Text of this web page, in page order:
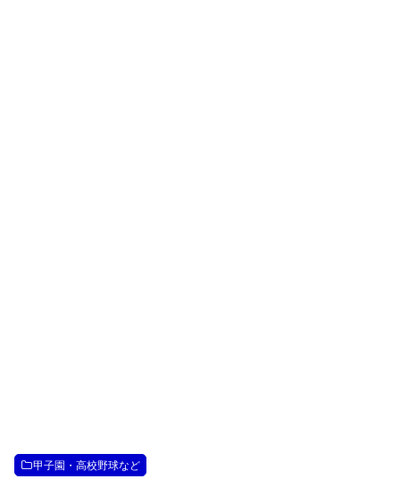
甲子園・高校野球など